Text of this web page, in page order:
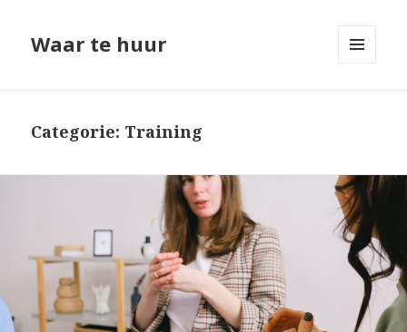
Waar te huur
Categorie: Training